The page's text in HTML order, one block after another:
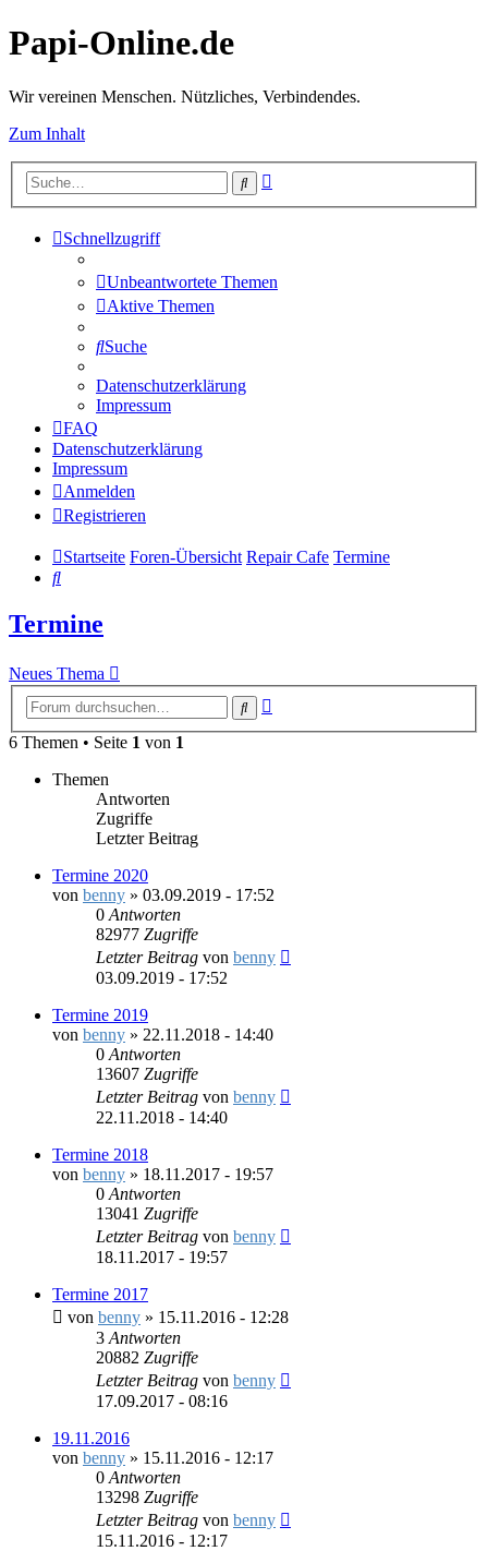
Papi-Online.de
Wir vereinen Menschen. Nützliches, Verbindendes.
Zum Inhalt
Suche
Schnellzugriff
Unbeantwortete Themen
Aktive Themen
Suche
Datenschutzerklärung
Impressum
FAQ
Datenschutzerklärung
Impressum
Anmelden
Registrieren
Startseite Foren-Übersicht Repair Cafe Termine
Suche
Termine
Neues Thema
Suche
6 Themen • Seite 1 von 1
Themen
Antworten
Zugriffe
Letzter Beitrag
Termine 2020
von benny » 03.09.2019 - 17:52
0 Antworten
82977 Zugriffe
Letzter Beitrag von benny
03.09.2019 - 17:52
Termine 2019
von benny » 22.11.2018 - 14:40
0 Antworten
13607 Zugriffe
Letzter Beitrag von benny
22.11.2018 - 14:40
Termine 2018
von benny » 18.11.2017 - 19:57
0 Antworten
13041 Zugriffe
Letzter Beitrag von benny
18.11.2017 - 19:57
Termine 2017
von benny » 15.11.2016 - 12:28
3 Antworten
20882 Zugriffe
Letzter Beitrag von benny
17.09.2017 - 08:16
19.11.2016
von benny » 15.11.2016 - 12:17
0 Antworten
13298 Zugriffe
Letzter Beitrag von benny
15.11.2016 - 12:17